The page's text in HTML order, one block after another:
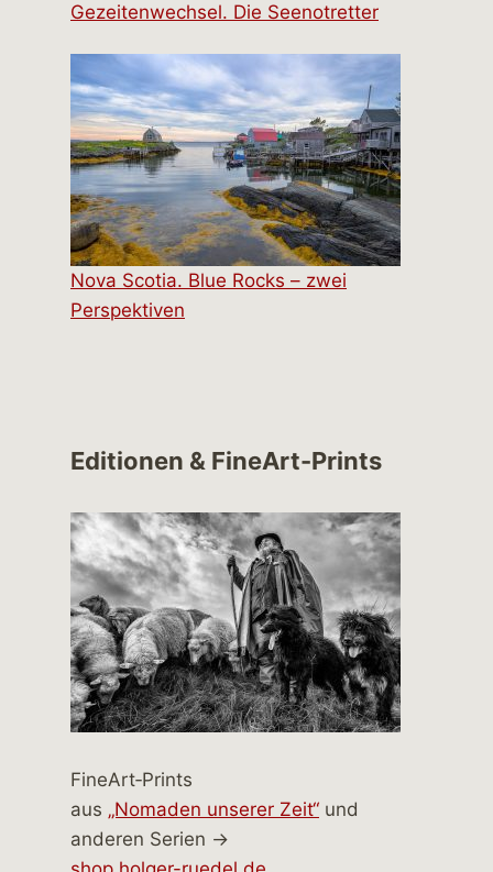
Gezeitenwechsel. Die Seenotretter
Nova Scotia. Blue Rocks – zwei
Perspektiven
Editionen & FineArt-Prints
FineArt‑Prints
aus „Nomaden unserer Zeit“ und
anderen Serien →